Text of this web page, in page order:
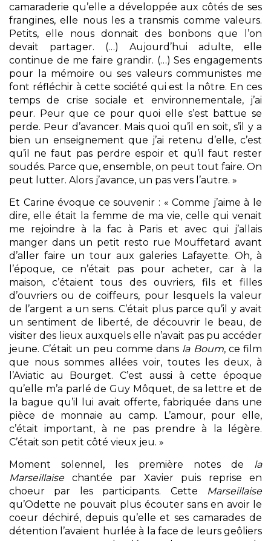
camaraderie qu’elle a développée aux côtés de ses
frangines, elle nous les a transmis comme valeurs.
Petits, elle nous donnait des bonbons que l’on
devait partager. (…) Aujourd’hui adulte, elle
continue de me faire grandir. (…) Ses engagements
pour la mémoire ou ses valeurs communistes me
font réfléchir à cette société qui est la nôtre. En ces
temps de crise sociale et environnementale, j’ai
peur. Peur que ce pour quoi elle s’est battue se
perde. Peur d’avancer. Mais quoi qu’il en soit, s’il y a
bien un enseignement que j’ai retenu d’elle, c’est
qu’il ne faut pas perdre espoir et qu’il faut rester
soudés. Parce que, ensemble, on peut tout faire. On
peut lutter. Alors j’avance, un pas vers l’autre. »
Et Carine évoque ce souvenir : « Comme j’aime à le
dire, elle était la femme de ma vie, celle qui venait
me rejoindre à la fac à Paris et avec qui j’allais
manger dans un petit resto rue Mouffetard avant
d’aller faire un tour aux galeries Lafayette. Oh, à
l’époque, ce n’était pas pour acheter, car à la
maison, c’étaient tous des ouvriers, fils et filles
d’ouvriers ou de coiffeurs, pour lesquels la valeur
de l’argent a un sens. C’était plus parce qu’il y avait
un sentiment de liberté, de découvrir le beau, de
visiter des lieux auxquels elle n’avait pas pu accéder
jeune. C’était un peu comme dans la Boum, ce film
que nous sommes allées voir, toutes les deux, à
l’Aviatic au Bourget. C’est aussi à cette époque
qu’elle m’a parlé de Guy Môquet, de sa lettre et de
la bague qu’il lui avait offerte, fabriquée dans une
pièce de monnaie au camp. L’amour, pour elle,
c’était important, à ne pas prendre à la légère.
C’était son petit côté vieux jeu. »
Moment solennel, les première notes de
la
Marseillaisechantée par Xavier puis reprise en
choeur par les participants. Cette
Marseillaise
qu’Odette ne pouvait plus écouter sans en avoir le
coeur déchiré, depuis qu’elle et ses camarades de
détention l’avaient hurlée à la face de leurs geôliers